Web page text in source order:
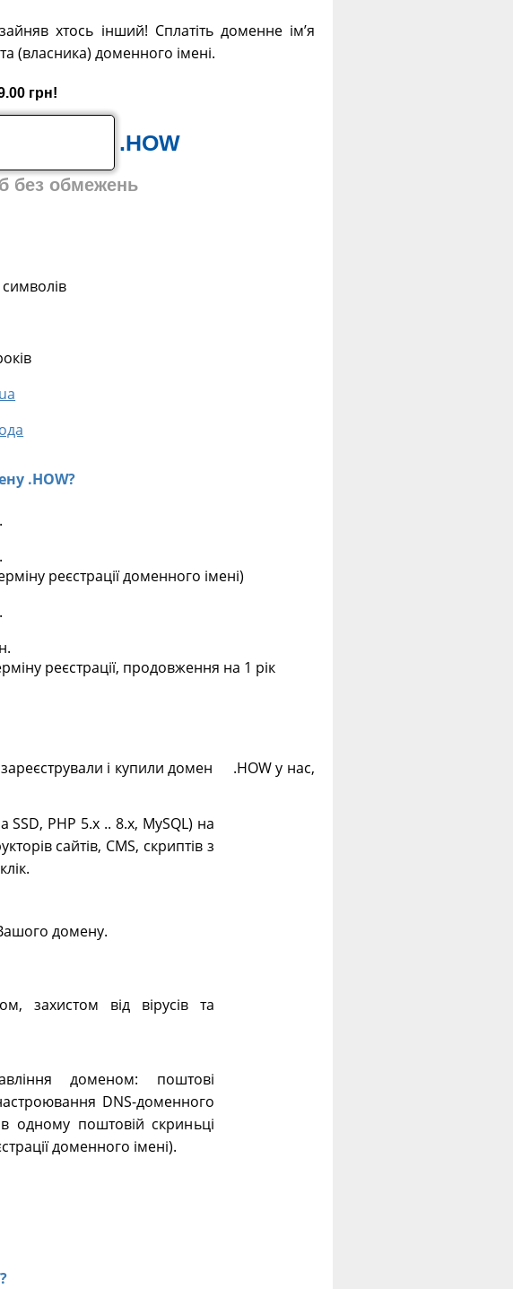
хтось інший! Сплатіть доменне ім’я
(власника) доменного імені.
грн!
.HOW
без обмежень
символів
.HOW?
реєстрації доменного імені)
реєстрації, продовження на 1 рік
і купили домен .HOW у нас,
SSD, PHP 5.х .. 8.х, MySQL) на
сайтів, CMS, скриптів з
домену.
захистом від вірусів та
доменом: поштові
DNS-доменного
одному поштовій скриньці
доменного імені).